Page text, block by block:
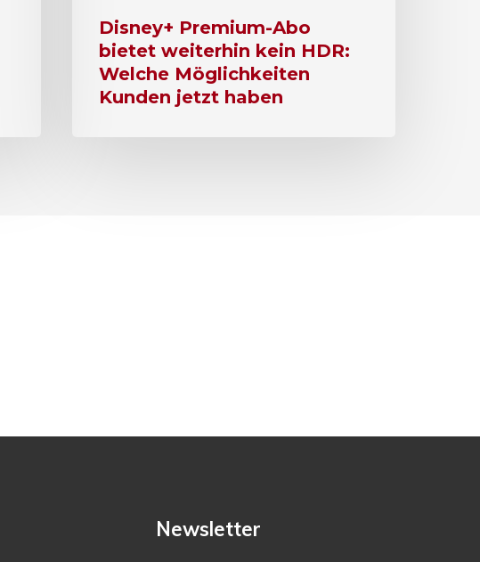
Disney+ Premium-Abo
bietet weiterhin kein HDR:
Welche Möglichkeiten
Kunden jetzt haben
Newsletter